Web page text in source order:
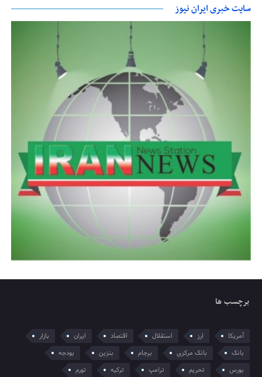
سایت خبری ایران نیوز
برچسب ها
آمریکا ارز استقلال اقتصاد ایران
بازار
بانک
بانک مرکزی برجام بنزین
بودجه
بورس
تحریم ترامپ ترکیه تورم